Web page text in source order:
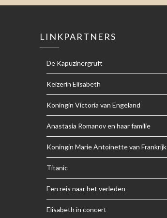
LINKPARTNERS
De Kapuzinergruft
Keizerin Elisabeth
Koningin Victoria van Engeland
Anastasia Romanov en haar familie
Koningin Marie Antoinette van Frankrijk
Titanic
Een reis naar het verleden
Elisabeth in concert